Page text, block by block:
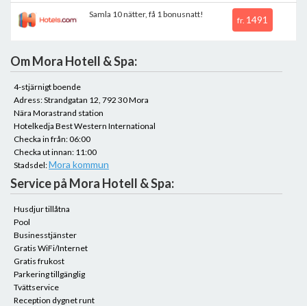
Samla 10 nätter, få 1 bonusnatt!
fr. 1491
Om Mora Hotell & Spa:
4-stjärnigt boende
Adress: Strandgatan 12, 792 30 Mora
Nära Morastrand station
Hotelkedja Best Western International
Checka in från: 06:00
Checka ut innan: 11:00
Stadsdel:Mora kommun
Service på Mora Hotell & Spa:
Husdjur tillåtna
Pool
Businesstjänster
Gratis WiFi/Internet
Gratis frukost
Parkering tillgänglig
Tvättservice
Reception dygnet runt